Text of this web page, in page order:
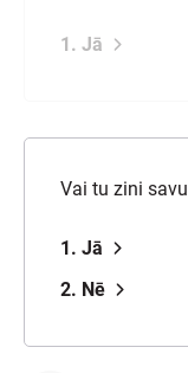
1. Jā
Vai tu zini
1. Jā
2. Nē